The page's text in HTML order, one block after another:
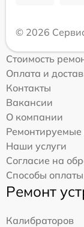
© 2026
Стоимость
Оплата и
Контакты
Вакансии
О компании
Ремонтируемые
Наши услуги
Согласие на
Способы оплаты
Ремонт
Калибраторов